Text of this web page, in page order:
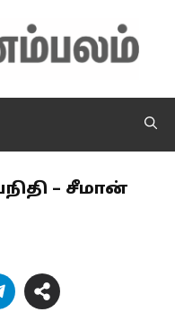
– சீமான்